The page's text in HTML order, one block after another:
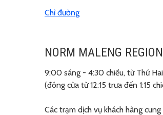
Chỉ đường
NORM MALENG
9:00 sáng - 4:30 chiều, từ Thứ
(đóng cửa từ 12:15 trưa đến 1:15
Các trạm dịch vụ khách hàng